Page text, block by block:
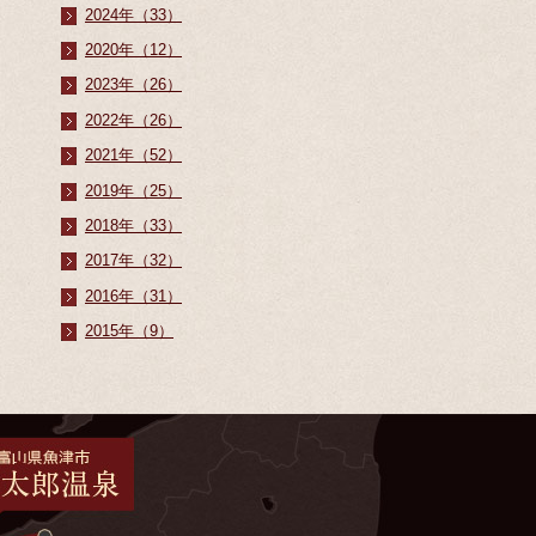
2024年（33）
2020年（12）
2023年（26）
2022年（26）
2021年（52）
2019年（25）
2018年（33）
2017年（32）
2016年（31）
2015年（9）